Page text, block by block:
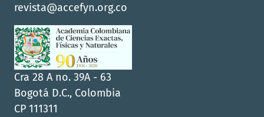
revista@accefyn.org.co
Cra 28 A no. 39A - 63
Bogotá D.C., Colombia
CP 111311